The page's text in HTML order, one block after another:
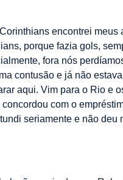
encontrei
porque fazia gols,
fora nós
contusão e já não
aqui. Vim para o Rio e
com o
seriamente e não